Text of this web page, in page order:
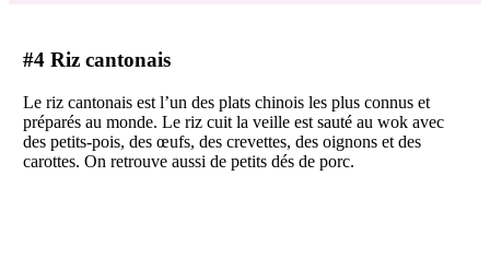
#4 Riz cantonais
Le riz cantonais est l’un des plats chinois les plus connus et
préparés au monde. Le riz cuit la veille est sauté au wok avec
des petits-pois, des œufs, des crevettes, des oignons et des
carottes. On retrouve aussi de petits dés de porc.